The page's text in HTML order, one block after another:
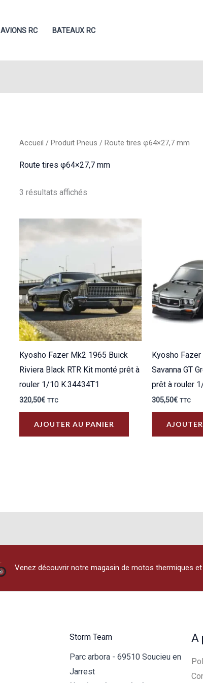
AVIONS RC BATEAUX RC
Accueil / Produit Pneus / Route tires φ64×27,7 mm
Route tires φ64×27,7 mm
3 résultats affichésTrié
récent
Kyosho Fazer Mk2 1965 Buick
Riviera Black RTR Kit monté prêt à
rouler 1/10 K.34434T1
320,50€ TTC
AJOUTER AU PANIER
Kyosho
Savanna GT
prêt à rouler
305,50€ TTC
Venez découvrir notre magasin de motos thermiques
Storm Team
Parc arbora - 69510 Soucieu en
Jarrest
A